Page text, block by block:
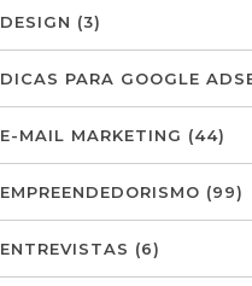
DESIGN (3)
DICAS PARA GOOGLE
E-MAIL MARKETING (44)
EMPREENDEDORISMO (99)
ENTREVISTAS (6)